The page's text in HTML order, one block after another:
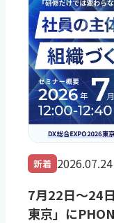
新着 2026.07.24
7月22日～24
東京」に